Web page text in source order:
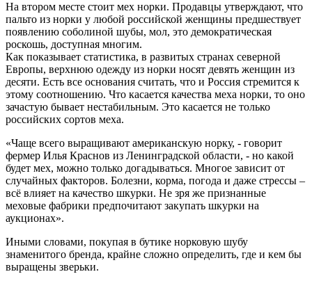
На втором месте стоит мех норки. Продавцы утверждают, что
пальто из норки у любой российской женщины предшествует
появлению соболиной шубы, мол, это демократическая
роскошь, доступная многим.
Как показывает статистика, в развитых странах северной
Европы, верхнюю одежду из норки носят девять женщин из
десяти. Есть все основания считать, что и Россия стремится к
этому соотношению. Что касается качества меха норки, то оно
зачастую бывает нестабильным. Это касается не только
российских сортов меха.
«Чаще всего выращивают американскую норку, - говорит
фермер Илья Краснов из Ленинградской области, - но какой
будет мех, можно только догадываться. Многое зависит от
случайных факторов. Болезни, корма, погода и даже стрессы –
всё влияет на качество шкурки. Не зря же признанные
меховые фабрики предпочитают закупать шкурки на
аукционах».
Иными словами, покупая в бутике норковую шубу
знаменитого бренда, крайне сложно определить, где и кем бы
выращены зверьки.